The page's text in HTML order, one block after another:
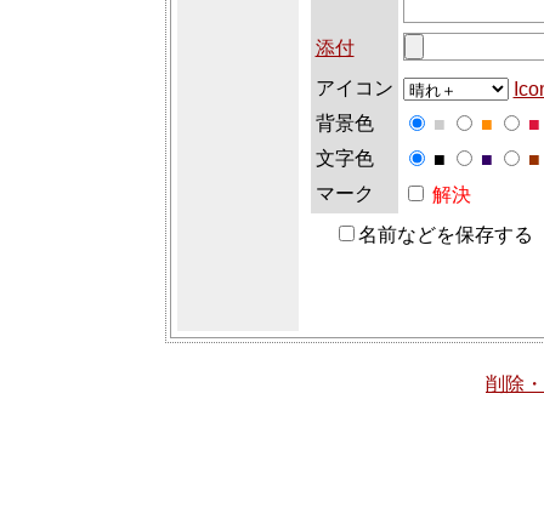
添付
アイコン
背景色
■ ■
■
文字色
■ ■
■
マーク
解決
名前などを保存する
削除